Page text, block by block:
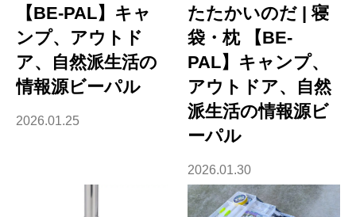
【BE-PAL】キャ
ンプ、アウトド
ア、自然派生活の
情報源ビーパル
2026.01.25
たたかいのだ | 寝
袋・枕 【BE-
PAL】キャンプ、
アウトドア、自然
派生活の情報源ビ
ーパル
2026.01.30